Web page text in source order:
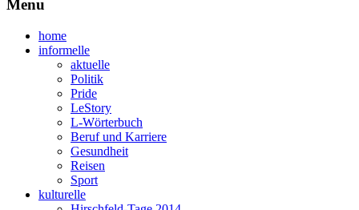
Menu
home
informelle
aktuelle
Politik
Pride
LeStory
L-Wörterbuch
Beruf und Karriere
Gesundheit
Reisen
Sport
kulturelle